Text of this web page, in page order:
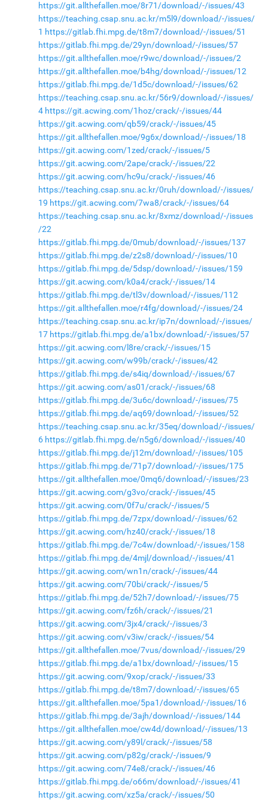
https://git.allthefallen.moe/8r71/download/-/issues/43
https://teaching.csap.snu.ac.kr/m5l9/download/-/issues/
1 https://gitlab.fhi.mpg.de/t8m7/download/-/issues/51
https://gitlab.fhi.mpg.de/29yn/download/-/issues/57
https://git.allthefallen.moe/r9wc/download/-/issues/2
https://git.allthefallen.moe/b4hg/download/-/issues/12
https://gitlab.fhi.mpg.de/1d5c/download/-/issues/62
https://teaching.csap.snu.ac.kr/56r9/download/-/issues/
4 https://git.acwing.com/1hoz/crack/-/issues/44
https://git.acwing.com/qb59/crack/-/issues/45
https://git.allthefallen.moe/9g6x/download/-/issues/18
https://git.acwing.com/1zed/crack/-/issues/5
https://git.acwing.com/2ape/crack/-/issues/22
https://git.acwing.com/hc9u/crack/-/issues/46
https://teaching.csap.snu.ac.kr/0ruh/download/-/issues/
19 https://git.acwing.com/7wa8/crack/-/issues/64
https://teaching.csap.snu.ac.kr/8xmz/download/-/issues
/22
https://gitlab.fhi.mpg.de/0mub/download/-/issues/137
https://gitlab.fhi.mpg.de/z2s8/download/-/issues/10
https://gitlab.fhi.mpg.de/5dsp/download/-/issues/159
https://git.acwing.com/k0a4/crack/-/issues/14
https://gitlab.fhi.mpg.de/tl3v/download/-/issues/112
https://git.allthefallen.moe/r4fg/download/-/issues/24
https://teaching.csap.snu.ac.kr/ip7n/download/-/issues/
17 https://gitlab.fhi.mpg.de/a1bx/download/-/issues/57
https://git.acwing.com/l8re/crack/-/issues/15
https://git.acwing.com/w99b/crack/-/issues/42
https://gitlab.fhi.mpg.de/s4iq/download/-/issues/67
https://git.acwing.com/as01/crack/-/issues/68
https://gitlab.fhi.mpg.de/3u6c/download/-/issues/75
https://gitlab.fhi.mpg.de/aq69/download/-/issues/52
https://teaching.csap.snu.ac.kr/35eq/download/-/issues/
6 https://gitlab.fhi.mpg.de/n5g6/download/-/issues/40
https://gitlab.fhi.mpg.de/j12m/download/-/issues/105
https://gitlab.fhi.mpg.de/71p7/download/-/issues/175
https://git.allthefallen.moe/0mq6/download/-/issues/23
https://git.acwing.com/g3vo/crack/-/issues/45
https://git.acwing.com/0f7u/crack/-/issues/5
https://gitlab.fhi.mpg.de/7zpx/download/-/issues/62
https://git.acwing.com/hz40/crack/-/issues/18
https://gitlab.fhi.mpg.de/7c4w/download/-/issues/158
https://gitlab.fhi.mpg.de/4mjl/download/-/issues/41
https://git.acwing.com/wn1n/crack/-/issues/44
https://git.acwing.com/70bi/crack/-/issues/5
https://gitlab.fhi.mpg.de/52h7/download/-/issues/75
https://git.acwing.com/fz6h/crack/-/issues/21
https://git.acwing.com/3jx4/crack/-/issues/3
https://git.acwing.com/v3iw/crack/-/issues/54
https://git.allthefallen.moe/7vus/download/-/issues/29
https://gitlab.fhi.mpg.de/a1bx/download/-/issues/15
https://git.acwing.com/9xop/crack/-/issues/33
https://gitlab.fhi.mpg.de/t8m7/download/-/issues/65
https://git.allthefallen.moe/5pa1/download/-/issues/16
https://gitlab.fhi.mpg.de/3ajh/download/-/issues/144
https://git.allthefallen.moe/cw4d/download/-/issues/13
https://git.acwing.com/y89l/crack/-/issues/58
https://git.acwing.com/p82g/crack/-/issues/9
https://git.acwing.com/74e8/crack/-/issues/46
https://gitlab.fhi.mpg.de/o66m/download/-/issues/41
https://git.acwing.com/xz5a/crack/-/issues/50